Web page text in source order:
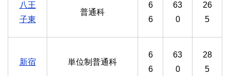
八王
子東
普通科
6
6
63
0
26
5
新宿 単位制普通科
6
6
63
0
28
5